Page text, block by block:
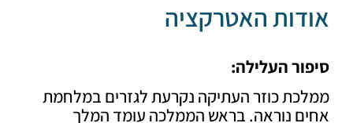
האטרקציה
העלילה:
כוזר העתיקה נקרעת לגזרים במלחמת
נוראה. בראש הממלכה עומד המלך